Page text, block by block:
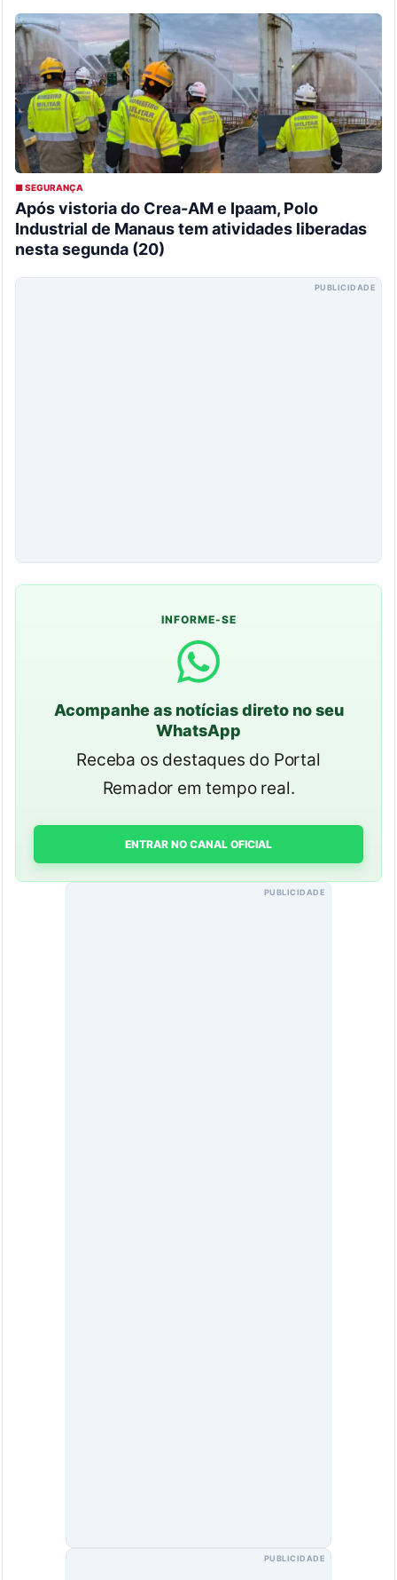
■ SEGURANÇA
Após vistoria do Crea-AM e Ipaam, Polo
Industrial de Manaus tem atividades liberadas
nesta segunda (20)
PUBLICIDADE
INFORME-SE
Acompanhe as notícias direto no seu
WhatsApp
Receba os destaques do Portal
Remador em tempo real.
ENTRAR NO CANAL OFICIAL
PUBLICIDADE
PUBLICIDADE